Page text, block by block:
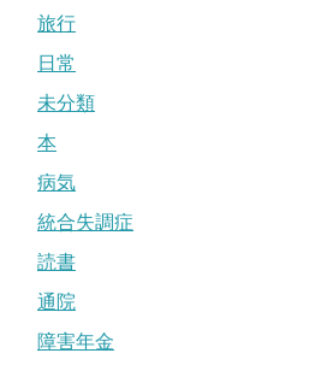
旅行
日常
未分類
本
病気
統合失調症
読書
通院
障害年金